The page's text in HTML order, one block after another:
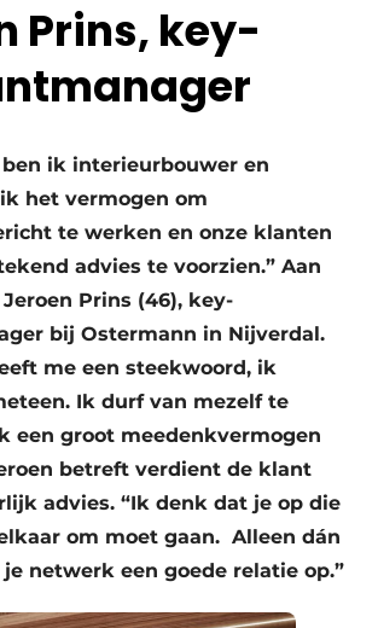
Prins, key-
ben ik interieurbouwer en
het vermogen om
te werken en onze klanten
advies te voorzien.” Aan
Prins (46), key-
bij Ostermann in Nijverdal.
me een steekwoord, ik
Ik durf van mezelf te
een groot meedenkvermogen
betreft verdient de klant
advies. “Ik denk dat je op die
om moet gaan. Alleen dán
netwerk een goede relatie op.”